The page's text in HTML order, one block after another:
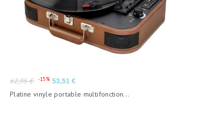
Prix
de
base
62,95 € -15% Prix
53,51 €
Platine vinyle portable multifonction...